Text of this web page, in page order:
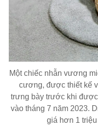
Một chiếc nhẫn vương
cương, được thiết kế
trưng bày trước khi
vào tháng 7 năm 2023.
giá hơn 1